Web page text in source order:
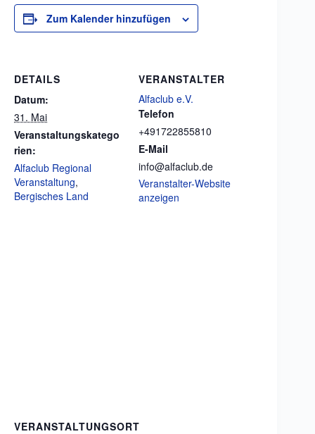
Zum Kalender hinzufügen
DETAILS
Datum:
31. Mai
Veranstaltungskatego
rien:
Alfaclub Regional
Veranstaltung,
Bergisches Land
VERANSTALTER
Alfaclub e.V.
Telefon
+491722855810
E-Mail
info@alfaclub.de
Veranstalter-Website
anzeigen
VERANSTALTUNGSORT